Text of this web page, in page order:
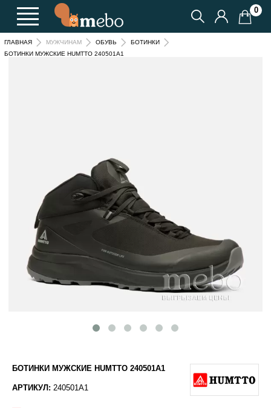
0
ГЛАВНАЯ МУЖЧИНАМ ОБУВЬ
БОТИНКИ
БОТИНКИ МУЖСКИЕ HUMTTO 240501A1
БОТИНКИ МУЖСКИЕ HUMTTO 240501A1
АРТИКУЛ: 240501A1